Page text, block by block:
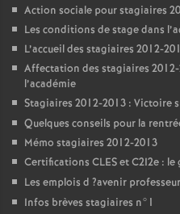
Action sociale pour stagiaires
Les conditions de stage dans
L’accueil des stagiaires 2012-
Affectation des stagiaires
l’académie
Stagiaires 2012-2013 : Victoire
Quelques conseils pour la
Mémo stagiaires 2012-2013
Certifications CLESet C2I2e :
Les emplois d ?avenir
Infos brèves stagiaires n°1